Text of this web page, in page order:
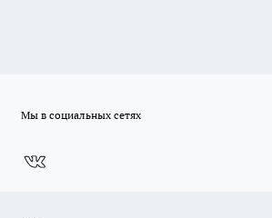
Мы в социальных сетях